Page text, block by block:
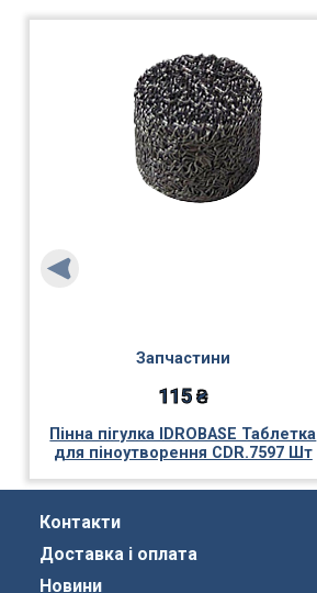
Запчастини
115 ₴
Пінна пігулка IDROBASE Таблетка
для піноутворення CDR.7597 Шт
Контакти
Доставка і оплата
Новини